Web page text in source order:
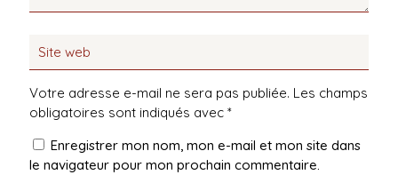
Votre adresse e-mail ne sera pas publiée. Les champs
obligatoires sont indiqués avec *
Enregistrer mon nom, mon e-mail et mon site dans
le navigateur pour mon prochain commentaire.